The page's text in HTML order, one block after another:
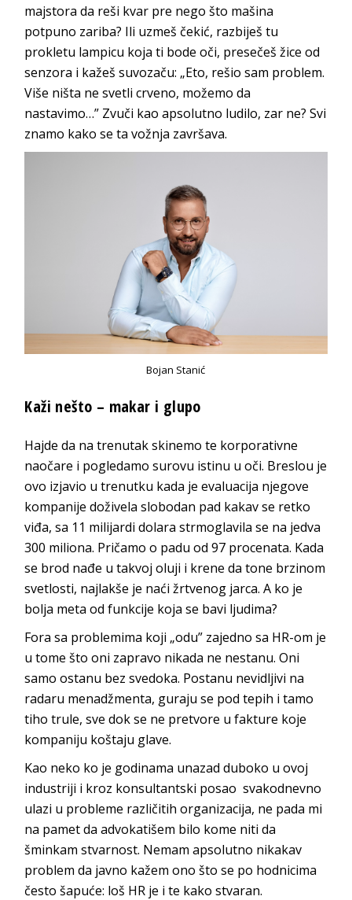
majstora da reši kvar pre nego što mašina
potpuno zariba? Ili uzmeš čekić, razbiješ tu
prokletu lampicu koja ti bode oči, presečeš žice od
senzora i kažeš suvozaču: „Eto, rešio sam problem.
Više ništa ne svetli crveno, možemo da
nastavimo…” Zvuči kao apsolutno ludilo, zar ne? Svi
znamo kako se ta vožnja završava.
Bojan Stanić
Kaži nešto – makar i glupo
Hajde da na trenutak skinemo te korporativne
naočare i pogledamo surovu istinu u oči. Breslou je
ovo izjavio u trenutku kada je evaluacija njegove
kompanije doživela slobodan pad kakav se retko
viđa, sa 11 milijardi dolara strmoglavila se na jedva
300 miliona. Pričamo o padu od 97 procenata. Kada
se brod nađe u takvoj oluji i krene da tone brzinom
svetlosti, najlakše je naći žrtvenog jarca. A ko je
bolja meta od funkcije koja se bavi ljudima?
Fora sa problemima koji „odu” zajedno sa HR-om je
u tome što oni zapravo nikada ne nestanu. Oni
samo ostanu bez svedoka. Postanu nevidljivi na
radaru menadžmenta, guraju se pod tepih i tamo
tiho trule, sve dok se ne pretvore u fakture koje
kompaniju koštaju glave.
Kao neko ko je godinama unazad duboko u ovoj
industriji i kroz konsultantski posao svakodnevno
ulazi u probleme različitih organizacija, ne pada mi
na pamet da advokatišem bilo kome niti da
šminkam stvarnost. Nemam apsolutno nikakav
problem da javno kažem ono što se po hodnicima
često šapuće: loš HR je i te kako stvaran.